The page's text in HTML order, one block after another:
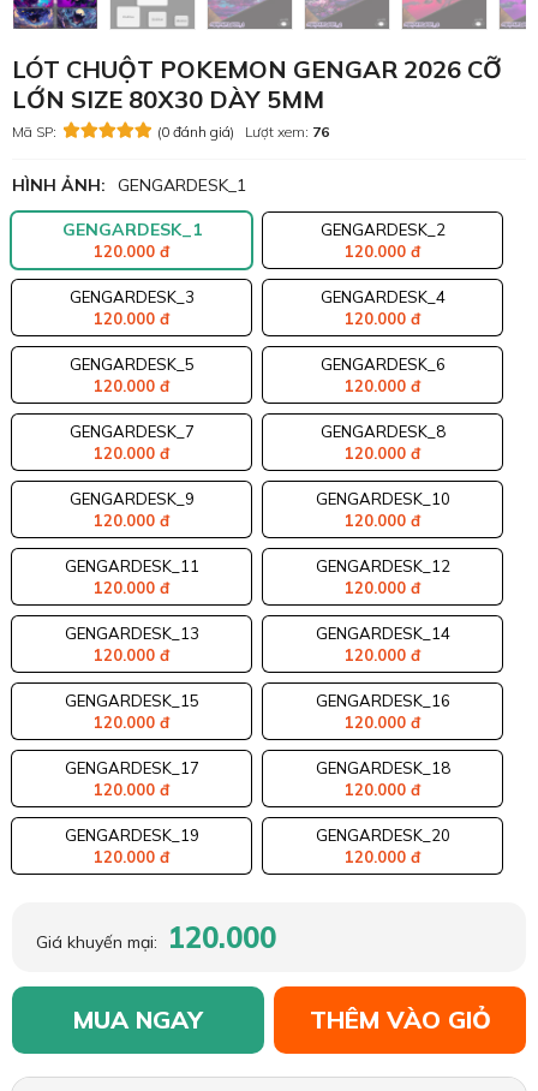
LÓT CHUỘT POKEMON GENGAR 2026 CỠ
LỚN SIZE 80X30 DÀY 5MM
Mã SP: (0 đánh giá) Lượt xem: 76
HÌNH ẢNH: GENGARDESK_1
GENGARDESK_1
120.000 đ
GENGARDESK_2
120.000 đ
GENGARDESK_3
120.000 đ
GENGARDESK_4
120.000 đ
GENGARDESK_5
120.000 đ
GENGARDESK_6
120.000 đ
GENGARDESK_7
120.000 đ
GENGARDESK_8
120.000 đ
GENGARDESK_9
120.000 đ
GENGARDESK_10
120.000 đ
GENGARDESK_11
120.000 đ
GENGARDESK_12
120.000 đ
GENGARDESK_13
120.000 đ
GENGARDESK_14
120.000 đ
GENGARDESK_15
120.000 đ
GENGARDESK_16
120.000 đ
GENGARDESK_17
120.000 đ
GENGARDESK_18
120.000 đ
GENGARDESK_19
120.000 đ
GENGARDESK_20
120.000 đ
Giá khuyến mại: 120.000
MUA NGAY THÊM VÀO GIỎ